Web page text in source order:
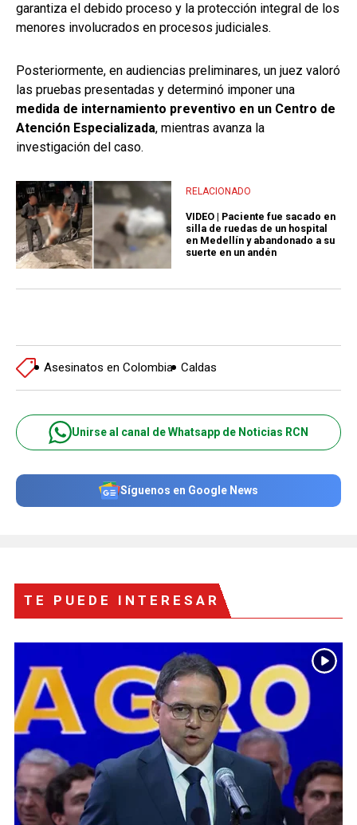
garantiza el debido proceso y la protección integral de los
menores involucrados en procesos judiciales.
Posteriormente, en audiencias preliminares, un juez valoró
las pruebas presentadas y determinó imponer una
medida de internamiento preventivo en un Centro de
Atención Especializada, mientras avanza la
investigación del caso.
RELACIONADO
VIDEO | Paciente fue sacado en
silla de ruedas de un hospital
en Medellín y abandonado a su
suerte en un andén
Asesinatos en Colombia Caldas
Unirse al canal de Whatsapp de Noticias RCN
Síguenos en Google News
TE PUEDE INTERESAR